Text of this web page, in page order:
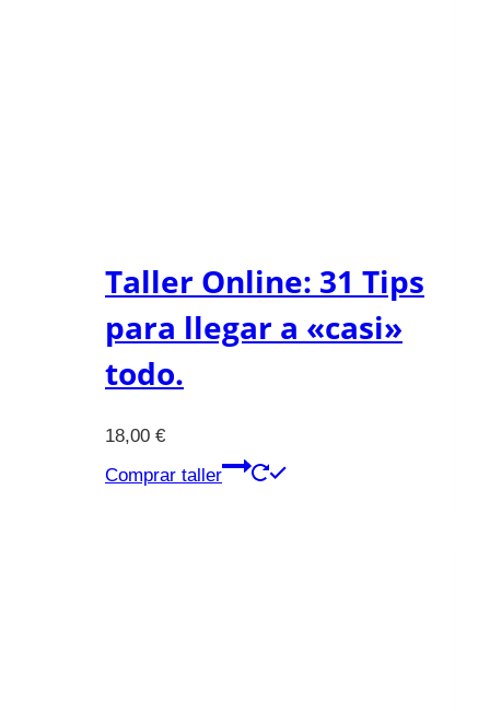
Taller Online: 31 Tips
para llegar a «casi»
todo.
18,00 €
Comprar taller